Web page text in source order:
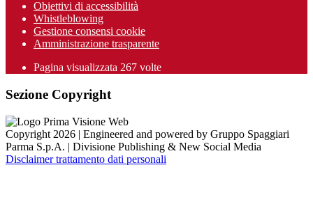
Obiettivi di accessibilità
Whistleblowing
Gestione consensi cookie
Amministrazione trasparente
Pagina visualizzata 267 volte
Sezione Copyright
Copyright 2026 | Engineered and powered by Gruppo Spaggiari
Parma S.p.A. | Divisione Publishing & New Social Media
Disclaimer trattamento dati personali